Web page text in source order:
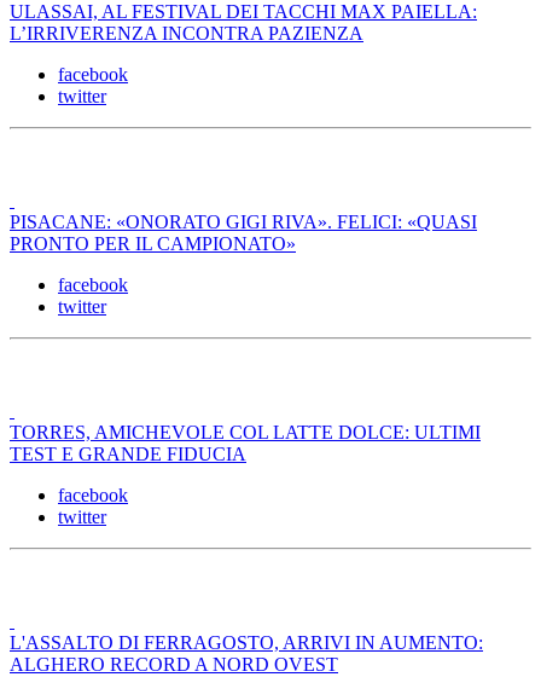
ULASSAI, AL FESTIVAL DEI TACCHI MAX PAIELLA:
L’IRRIVERENZA INCONTRA PAZIENZA
facebook
twitter
PISACANE: «ONORATO GIGI RIVA». FELICI: «QUASI
PRONTO PER IL CAMPIONATO»
facebook
twitter
TORRES, AMICHEVOLE COL LATTE DOLCE: ULTIMI
TEST E GRANDE FIDUCIA
facebook
twitter
L'ASSALTO DI FERRAGOSTO, ARRIVI IN AUMENTO:
ALGHERO RECORD A NORD OVEST